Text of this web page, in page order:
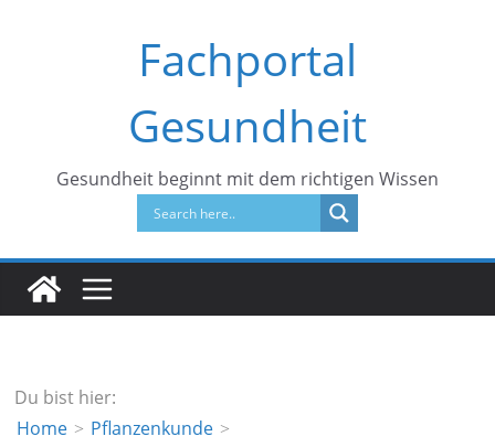
Fachportal
Gesundheit
Gesundheit beginnt mit dem richtigen Wissen
Du bist hier:
Home
Pflanzenkunde